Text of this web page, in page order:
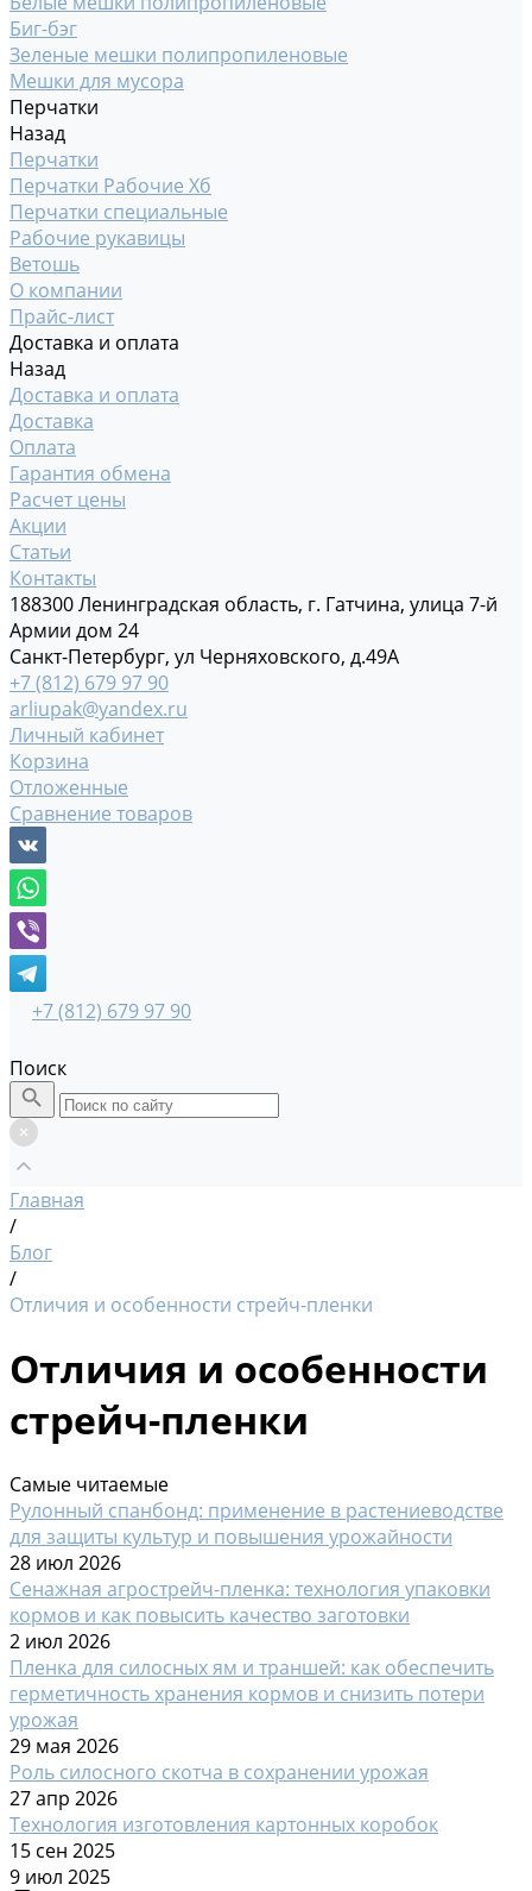
Биг-бэг
Зеленые мешки полипропиленовые
Мешки для мусора
Перчатки
Назад
Перчатки
Перчатки Рабочие Хб
Перчатки специальные
Рабочие рукавицы
Ветошь
О компании
Прайс-лист
Доставка и оплата
Назад
Доставка и оплата
Доставка
Оплата
Гарантия обмена
Расчет цены
Акции
Статьи
Контакты
188300 Ленинградская область, г. Гатчина, улица 7-й
Армии дом 24
Санкт-Петербург, ул Черняховского, д.49А
+7 (812) 679 97 90
arliupak@yandex.ru
Личный кабинет
Корзина
Отложенные
Сравнение товаров
+7 (812) 679 97 90
Поиск
Главная
/
Блог
/
Отличия и особенности стрейч-пленки
Отличия и особенности
стрейч-пленки
Самые читаемые
Рулонный спанбонд: применение в растениеводстве
для защиты культур и повышения урожайности
28 июл 2026
Сенажная агрострейч-пленка: технология упаковки
кормов и как повысить качество заготовки
2 июл 2026
Пленка для силосных ям и траншей: как обеспечить
герметичность хранения кормов и снизить потери
урожая
29 мая 2026
Роль силосного скотча в сохранении урожая
27 апр 2026
Технология изготовления картонных коробок
15 сен 2025
9 июл 2025